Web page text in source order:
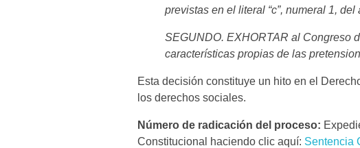
previstas en el literal “c”, numeral 1,
SEGUNDO. EXHORTAR al Congreso
características propias de las
Esta decisión constituye un hito en el
los derechos sociales.
Número de radicación del proceso:
Constitucional haciendo clic aquí: Sentencia